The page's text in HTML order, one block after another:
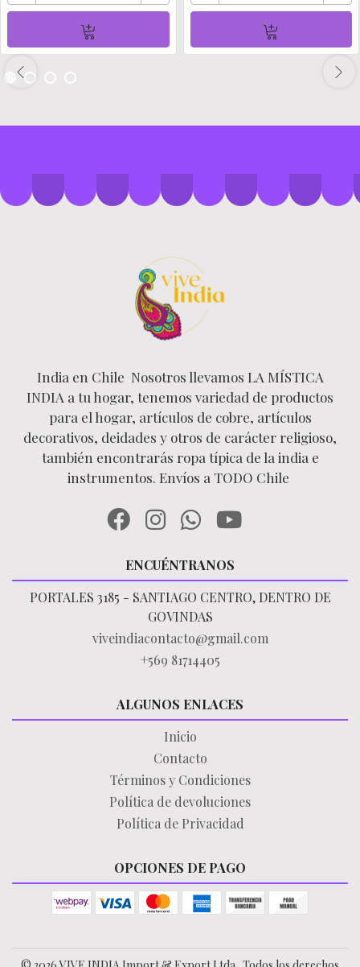
India en Chile Nosotros llevamos LA MÍSTICA
INDIA a tu hogar, tenemos variedad de productos
para el hogar, artículos de cobre, artículos
decorativos, deidades y otros de carácter religioso,
también encontrarás ropa típica de la india e
instrumentos. Envíos a TODO Chile
ENCUÉNTRANOS
PORTALES 3185 - SANTIAGO CENTRO, DENTRO DE
GOVINDAS
viveindiacontacto@gmail.com
+569 81714405
ALGUNOS ENLACES
Inicio
Contacto
Términos y Condiciones
Política de devoluciones
Política de Privacidad
OPCIONES DE PAGO